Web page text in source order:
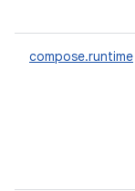
compose.runtime